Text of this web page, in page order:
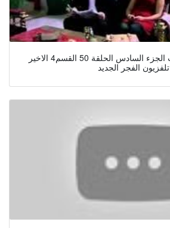
مسلسل وادي الذئاب الجزء السادس الحلقة 50 القسم4 الاخير
تلفزيون الفجر الجديد